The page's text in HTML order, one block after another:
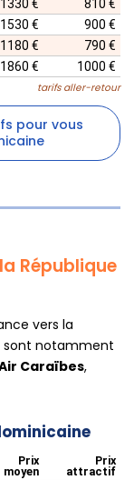
1330 € 810 €
1530 € 900 €
1180 € 790 €
1860 € 1000 €
tarifs aller-retour
pour vous
République
vers la
sont notamment
Caraïbes,
Prix
moyen
Prix
attractif